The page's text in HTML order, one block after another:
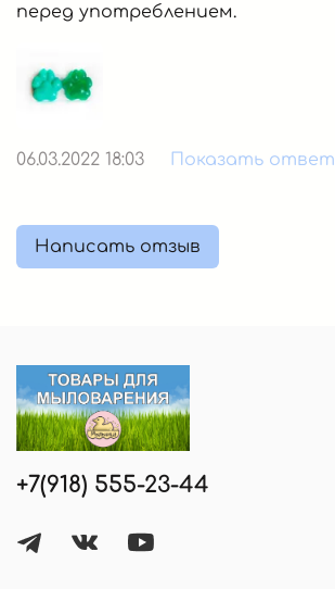
перед употреблением.
06.03.2022 18:03 Показать ответ
Написать отзыв
+7(918) 555-23-44